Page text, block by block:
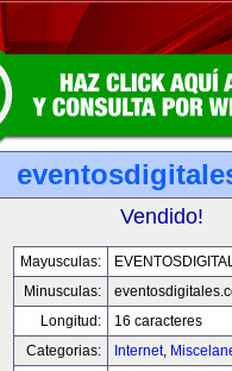
Vendido!
Mayusculas:
Minusculas:
Longitud:
16 caracteres
Categorias:
Internet,